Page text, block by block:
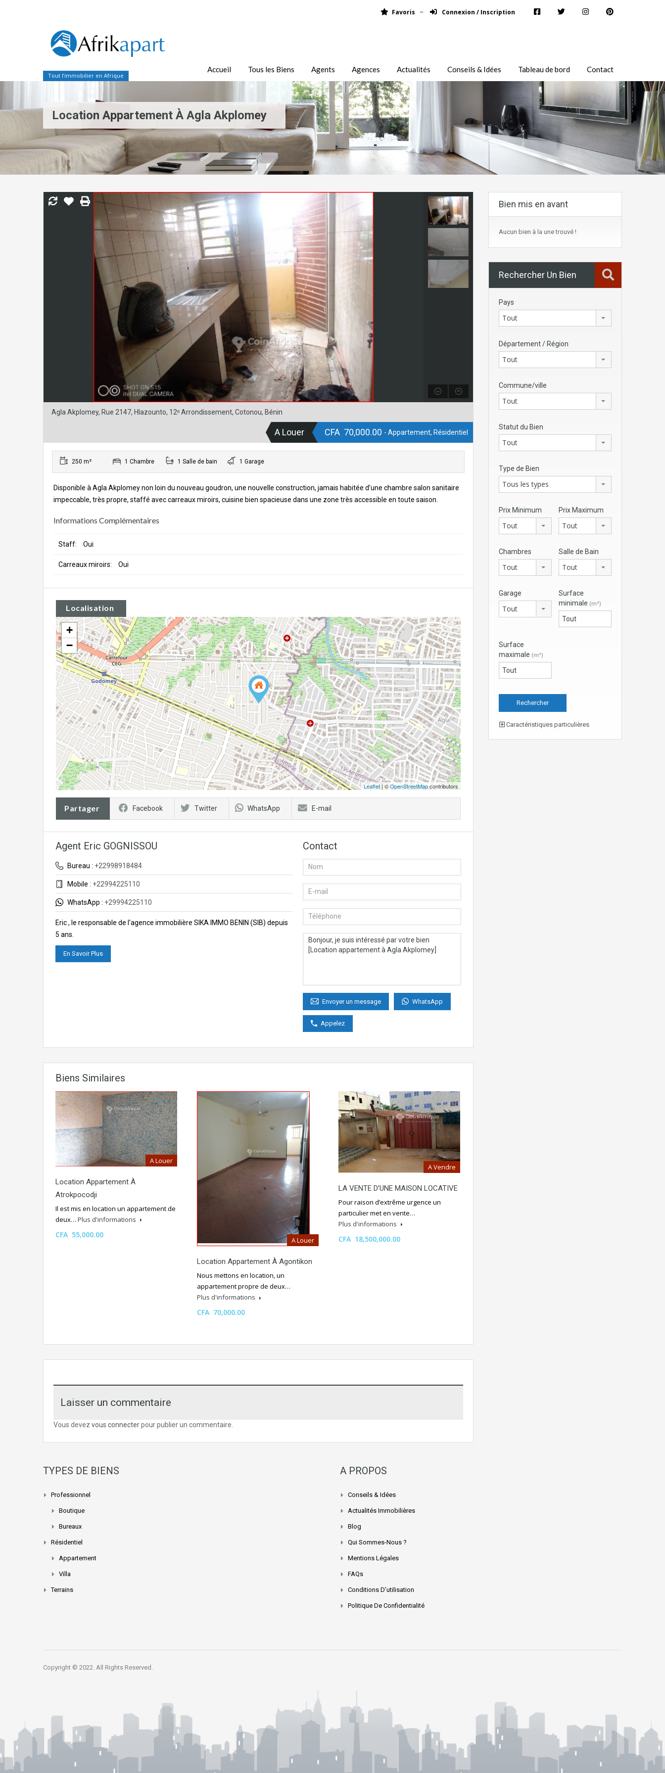
Favoris Connexion / Inscription
Tout l’immobilier en Afrique
Accueil Tous les Biens Agents Agences Actualités Conseils & Idées Tableau de bord Contact
Location Appartement À Agla Akplomey
Agla Akplomey, Rue 2147, Hlazounto, 12ᵉ Arrondissement, Cotonou, Bénin
A Louer CFA 70,000.00 - Appartement, Résidentiel
250 m² 1 Chambre 1 Salle de bain 1 Garage
Disponible à Agla Akplomey non loin du nouveau goudron, une nouvelle construction, jamais habitée d’une chambre salon sanitaire
impeccable, très propre, staffé avec carreaux miroirs, cuisine bien spacieuse dans une zone très accessible en toute saison.
Informations Complémentaires
Staff: Oui
Carreaux miroirs: Oui
Localisation
+
−
Leaflet| ©OpenStreetMapcontributors
Partager Facebook Twitter WhatsApp E-mail
Agent Eric GOGNISSOU
Bureau : +22998918484
Mobile : +22994225110
WhatsApp : +29994225110
Eric , le responsable de l'agence immobilière SIKA IMMO BENIN (SIB) depuis
5 ans.
En Savoir Plus
Contact
Envoyer un message WhatsApp
Appelez
Biens Similaires
A Louer
Location Appartement À
Atrokpocodji
Il est mis en location un appartement de
deux… Plus d'informations
CFA 55,000.00
A Louer
Location Appartement À Agontikon
Nous mettons en location, un
appartement propre de deux…
Plus d'informations
CFA 70,000.00
A Vendre
LA VENTE D’UNE MAISON LOCATIVE
Pour raison d’extrême urgence un
particulier met en vente…
Plus d'informations
CFA 18,500,000.00
Laisser un commentaire
Vous devez vous connecterpour publier un commentaire.
Bien mis en avant
Aucun bien à la une trouvé !
Rechercher Un Bien
Pays
Tout
Département / Région
Tout
Commune/ville
Tout
Statut du Bien
Tout
Type de Bien
Tous les types
Prix Minimum
Tout
Prix Maximum
Tout
Chambres
Tout
Salle de Bain
Tout
Garage
Tout
Surface
minimale (m²)
Surface
maximale (m²)
Caractéristiques particulières
TYPES DE BIENS
Professionnel
Boutique
Bureaux
Résidentiel
Appartement
Villa
Terrains
A PROPOS
Conseils & Idées
Actualités Immobilières
Blog
Qui Sommes-Nous ?
Mentions Légales
FAQs
Conditions D’utilisation
Politique De Confidentialité
Copyright © 2022. All Rights Reserved.